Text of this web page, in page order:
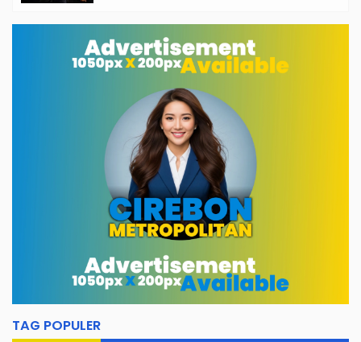
Mahasiswa Diterjunkan ke 33 Desa
TAG POPULER